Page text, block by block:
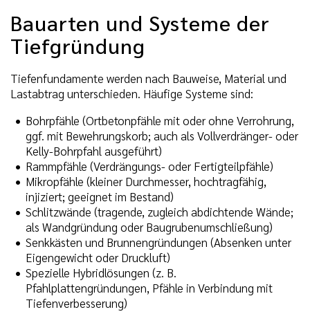
Bauarten und Systeme der
Tiefgründung
Tiefenfundamente werden nach Bauweise, Material und
Lastabtrag unterschieden. Häufige Systeme sind:
Bohrpfähle (Ortbetonpfähle mit oder ohne Verrohrung,
ggf. mit Bewehrungskorb; auch als Vollverdränger- oder
Kelly-Bohrpfahl ausgeführt)
Rammpfähle (Verdrängungs- oder Fertigteilpfähle)
Mikropfähle (kleiner Durchmesser, hochtragfähig,
injiziert; geeignet im Bestand)
Schlitzwände (tragende, zugleich abdichtende Wände;
als Wandgründung oder Baugrubenumschließung)
Senkkästen und Brunnengründungen (Absenken unter
Eigengewicht oder Druckluft)
Spezielle Hybridlösungen (z. B.
Pfahlplattengründungen, Pfähle in Verbindung mit
Tiefenverbesserung)